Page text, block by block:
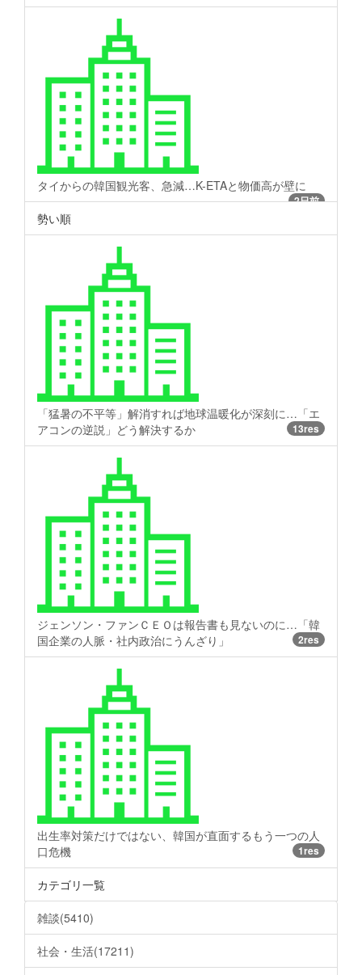
タイからの韓国観光客、急減…K-ETAと物価高が壁に
2日前
勢い順
「猛暑の不平等」解消すれば地球温暖化が深刻に…「エ
アコンの逆説」どう解決するか
13res
ジェンソン・ファンＣＥＯは報告書も見ないのに…「韓
国企業の人脈・社内政治にうんざり」
2res
出生率対策だけではない、韓国が直面するもう一つの人
口危機
1res
カテゴリ一覧
雑談(5410)
社会・生活(17211)